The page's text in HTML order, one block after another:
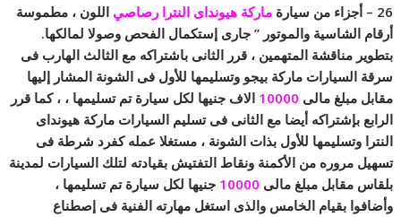
26 – أجزاء من سيارة
ماركة هيونداى النترا رصاصي اللون ، مطموسة
أرقام الشاسية والموتور ” جارى إستكمال الفحص وصولا لمالكها.
بتطوير مناقشة المتهمين ، قرر الثانى باشتراكه مع الثالث الهارب فى
سرقة السيارات ماركة بيجو وتسليمها للأول فى الشونة المشار إليها
مقابل مبلغ مالى
الاف جنيها لكل سيارة تم تسليمها ، ، كما قرر
الرابع بإشتراكه أيضا مع الثانى فى تسليم السيارات ماركة هيونداى
النترا وتسليمها للأول بذات الشونة ، مستغلا عمله كفرد شرطة فى
تسهيل مروره من الأكمنة ونقاط التفتيش بقيادته لتلك السيارات لمدينة
بلقاس مقابل مبلغ مالى 10000 جنيها لكل سيارة تم تسليمها ،
وأضافوا بقيام الخامس والذى استغل مهارته الفنية فى إصطناع